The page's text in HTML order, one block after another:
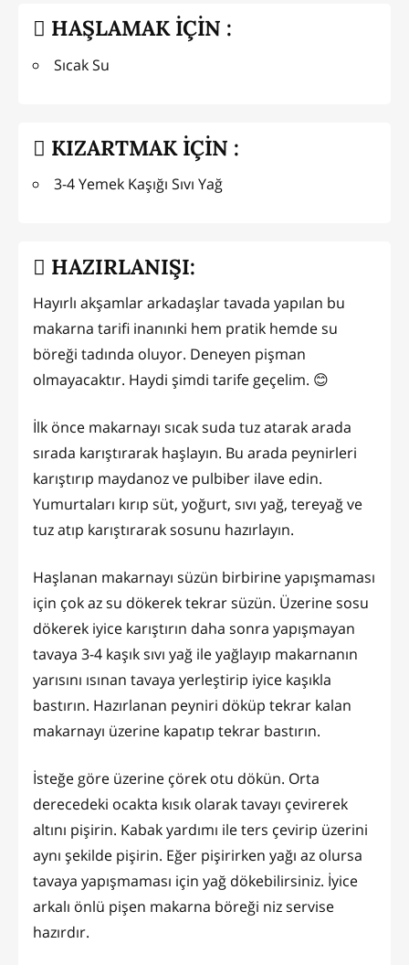
HAŞLAMAK İÇİN :
Sıcak Su
KIZARTMAK İÇİN :
3-4 Yemek Kaşığı Sıvı Yağ
HAZIRLANIŞI:
Hayırlı akşamlar arkadaşlar tavada yapılan bu
makarna tarifi inanınki hem pratik hemde su
böreği tadında oluyor. Deneyen pişman
olmayacaktır. Haydi şimdi tarife geçelim. 😊
İlk önce makarnayı sıcak suda tuz atarak arada
sırada karıştırarak haşlayın. Bu arada peynirleri
karıştırıp maydanoz ve pulbiber ilave edin.
Yumurtaları kırıp süt, yoğurt, sıvı yağ, tereyağ ve
tuz atıp karıştırarak sosunu hazırlayın.
Haşlanan makarnayı süzün birbirine yapışmaması
için çok az su dökerek tekrar süzün. Üzerine sosu
dökerek iyice karıştırın daha sonra yapışmayan
tavaya 3-4 kaşık sıvı yağ ile yağlayıp makarnanın
yarısını ısınan tavaya yerleştirip iyice kaşıkla
bastırın. Hazırlanan peyniri döküp tekrar kalan
makarnayı üzerine kapatıp tekrar bastırın.
İsteğe göre üzerine çörek otu dökün. Orta
derecedeki ocakta kısık olarak tavayı çevirerek
altını pişirin. Kabak yardımı ile ters çevirip üzerini
aynı şekilde pişirin. Eğer pişirirken yağı az olursa
tavaya yapışmaması için yağ dökebilirsiniz. İyice
arkalı önlü pişen makarna böreği niz servise
hazırdır.